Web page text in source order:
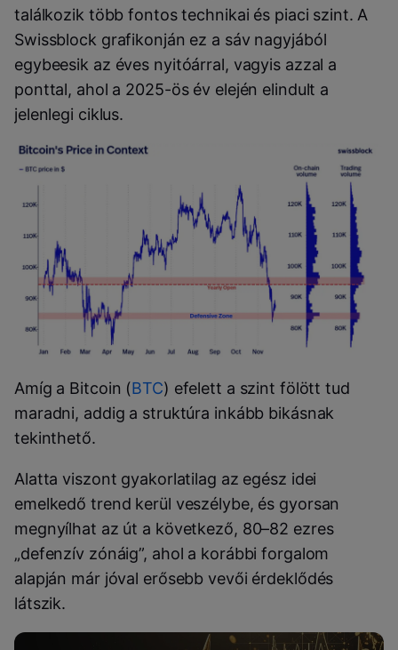
találkozik több fontos technikai és piaci szint. A
Swissblock grafikonján ez a sáv nagyjából
egybeesik az éves nyitóárral, vagyis azzal a
ponttal, ahol a 2025-ös év elején elindult a
jelenlegi ciklus.
Amíg a Bitcoin (BTC) efelett a szint fölött tud
maradni, addig a struktúra inkább bikásnak
tekinthető.
Alatta viszont gyakorlatilag az egész idei
emelkedő trend kerül veszélybe, és gyorsan
megnyílhat az út a következő, 80–82 ezres
„defenzív zónáig”, ahol a korábbi forgalom
alapján már jóval erősebb vevői érdeklődés
látszik.